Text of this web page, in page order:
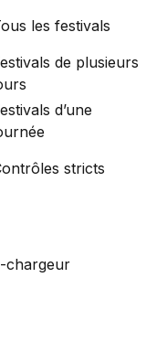
les festivals
de plusieurs
d’une
stricts
chargeur